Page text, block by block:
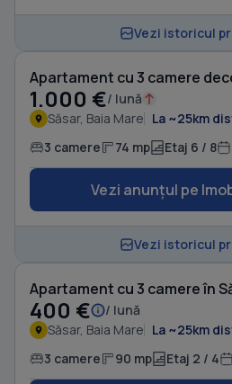
Vezi istoricul
Apartament cu 3 camere
1.000 €/ lună
Săsar, Baia Mare La ~25km
3 camere 74 mp Etaj 6 / 8
Vezi anunțul pe
Vezi istoricul
Apartament cu 3 camere în
400 € / lună
Săsar, Baia Mare La ~25km
3 camere 90 mp Etaj 2 / 4